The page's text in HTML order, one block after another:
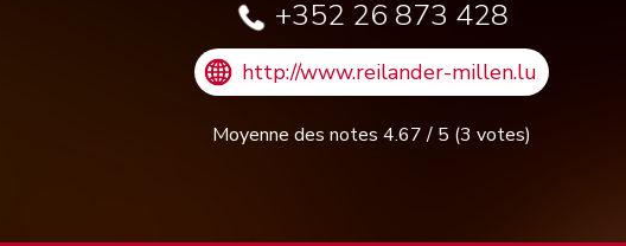
+352 26 873 428
http://www.reilander-millen.lu
Moyenne des notes 4.67/ 5 (3 votes)